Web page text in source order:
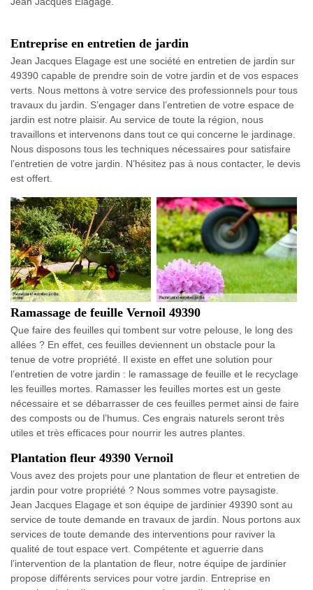
Entreprise en entretien de jardin
Jean Jacques Elagage est une société en entretien de jardin sur
49390 capable de prendre soin de votre jardin et de vos espaces
verts. Nous mettons à votre service des professionnels pour tous
travaux du jardin. S’engager dans l’entretien de votre espace de
jardin est notre plaisir. Au service de toute la région, nous
travaillons et intervenons dans tout ce qui concerne le jardinage.
Nous disposons tous les techniques nécessaires pour satisfaire
l’entretien de votre jardin. N’hésitez pas à nous contacter, le devis
est offert.
Ramassage de feuille Vernoil 49390
Que faire des feuilles qui tombent sur votre pelouse, le long des
allées ? En effet, ces feuilles deviennent un obstacle pour la
tenue de votre propriété. Il existe en effet une solution pour
l’entretien de votre jardin : le ramassage de feuille et le recyclage
les feuilles mortes. Ramasser les feuilles mortes est un geste
nécessaire et se débarrasser de ces feuilles permet ainsi de faire
des composts ou de l’humus. Ces engrais naturels seront très
utiles et très efficaces pour nourrir les autres plantes.
Plantation fleur 49390 Vernoil
Vous avez des projets pour une plantation de fleur et entretien de
jardin pour votre propriété ? Nous sommes votre paysagiste.
Jean Jacques Elagage et son équipe de jardinier 49390 sont au
service de toute demande en travaux de jardin. Nous portons aux
services de toute demande des interventions pour raviver la
qualité de tout espace vert. Compétente et aguerrie dans
l’intervention de la plantation de fleur, notre équipe de jardinier
propose différents services pour votre jardin. Entreprise en